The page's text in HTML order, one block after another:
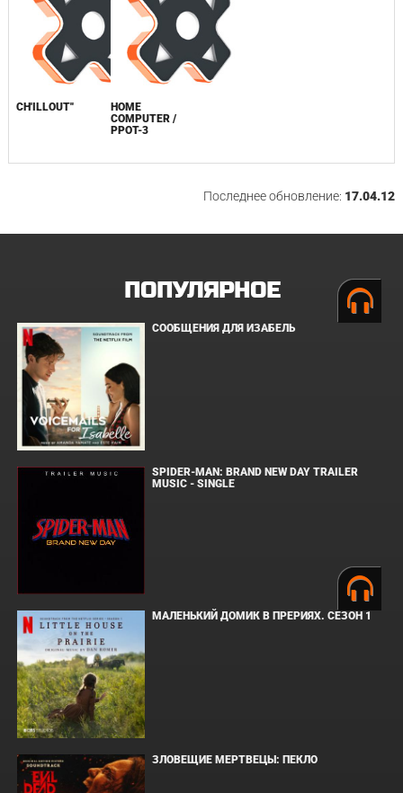
CH'ILLOUT''
HOME
COMPUTER /
PPOT-3
Последнее обновление: 17.04.12
ПОПУЛЯРНОЕ
СООБЩЕНИЯ ДЛЯ ИЗАБЕЛЬ
SPIDER-MAN: BRAND NEW DAY TRAILER
MUSIC - SINGLE
МАЛЕНЬКИЙ ДОМИК В ПРЕРИЯХ. СЕЗОН 1
ЗЛОВЕЩИЕ МЕРТВЕЦЫ: ПЕКЛО